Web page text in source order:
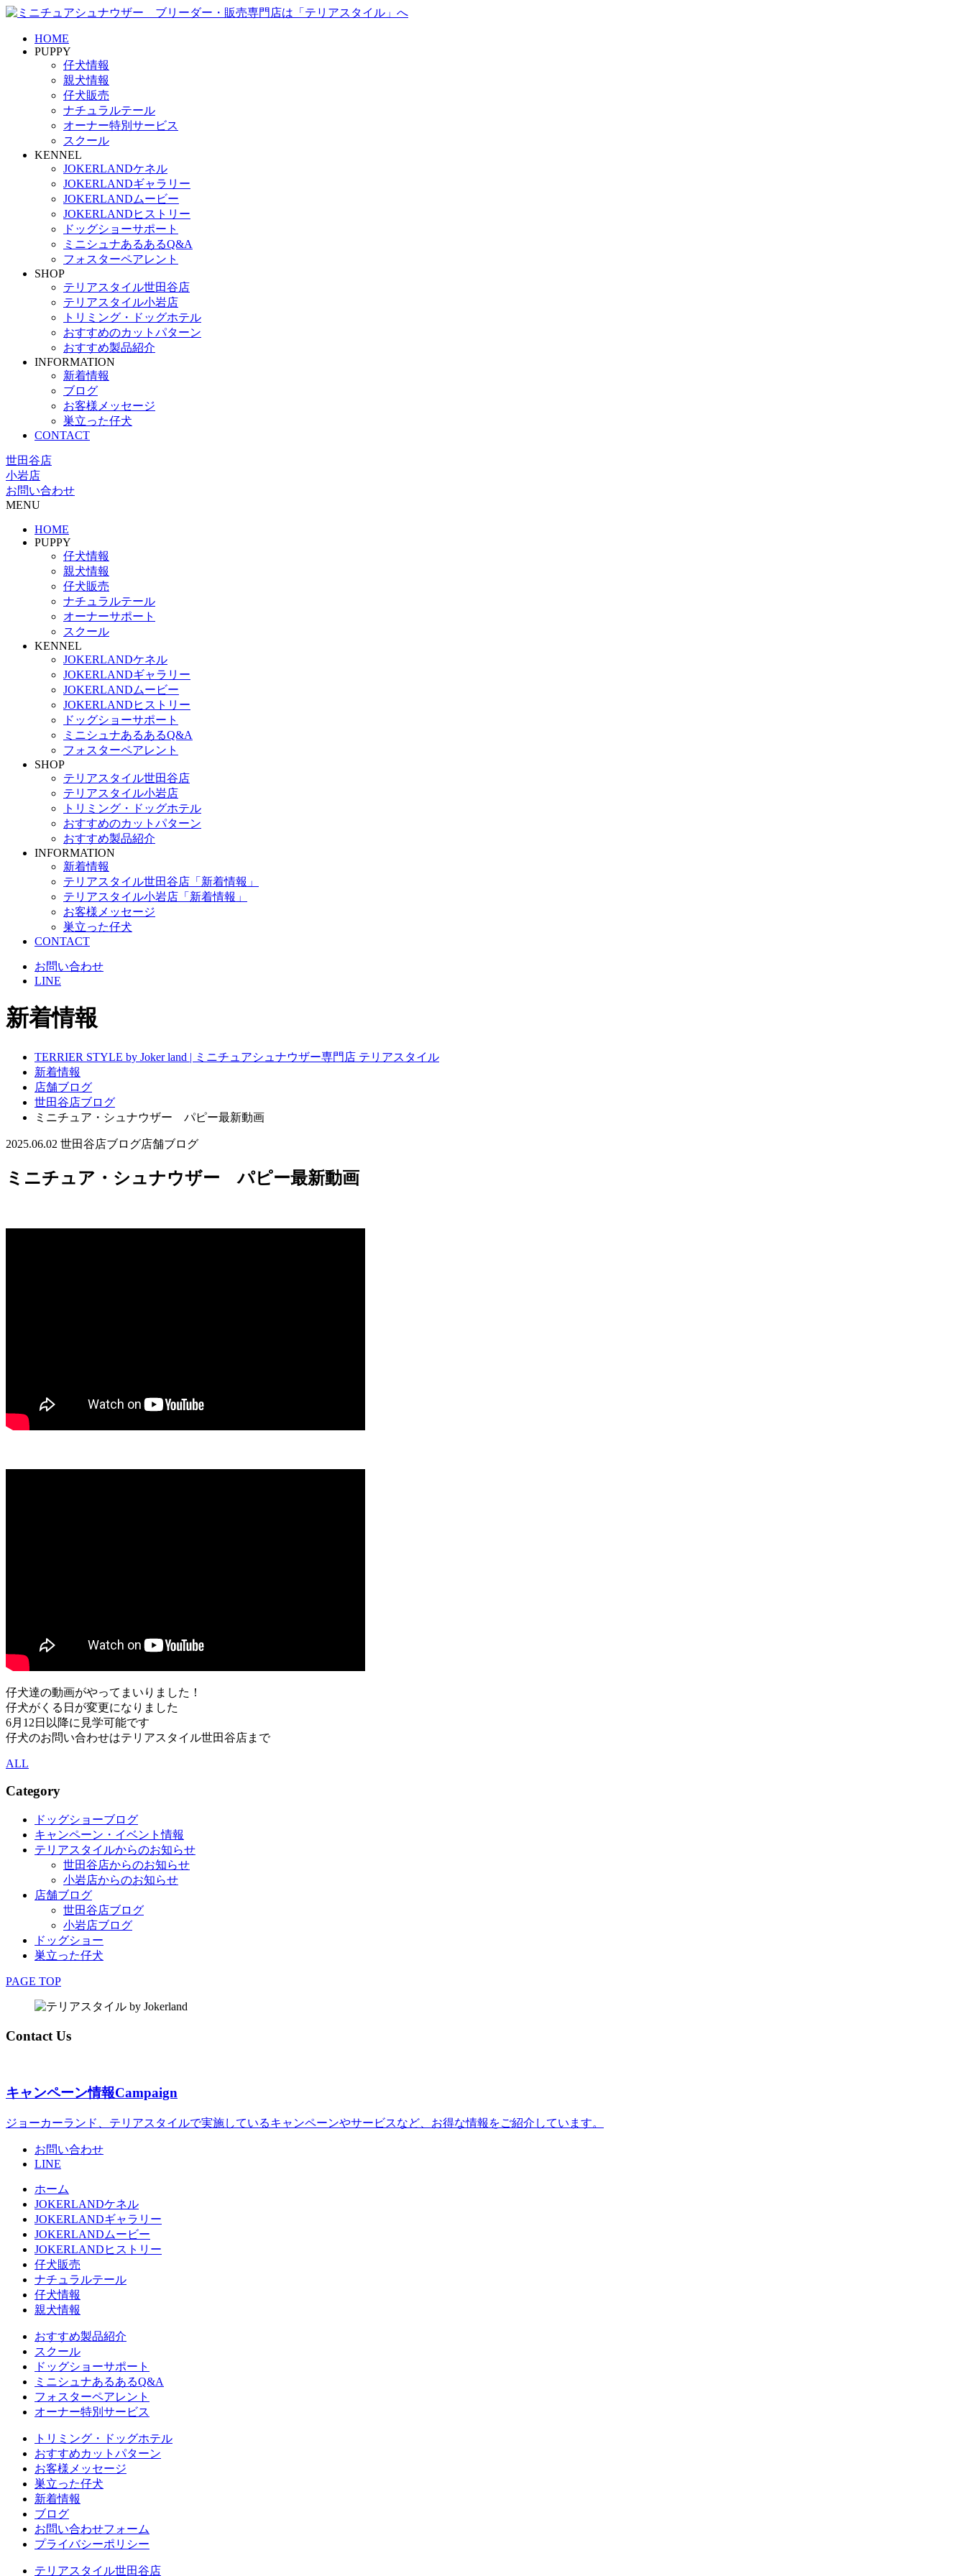
HOME
PUPPY
仔犬情報
親犬情報
仔犬販売
ナチュラルテール
オーナー特別サービス
スクール
KENNEL
JOKERLANDケネル
JOKERLANDギャラリー
JOKERLANDムービー
JOKERLANDヒストリー
ドッグショーサポート
ミニシュナあるあるQ&A
フォスターペアレント
SHOP
テリアスタイル世田谷店
テリアスタイル小岩店
トリミング・ドッグホテル
おすすめのカットパターン
おすすめ製品紹介
INFORMATION
新着情報
ブログ
お客様メッセージ
巣立った仔犬
CONTACT
世田谷店
小岩店
お問い合わせ
MENU
HOME
PUPPY
仔犬情報
親犬情報
仔犬販売
ナチュラルテール
オーナーサポート
スクール
KENNEL
JOKERLANDケネル
JOKERLANDギャラリー
JOKERLANDムービー
JOKERLANDヒストリー
ドッグショーサポート
ミニシュナあるあるQ&A
フォスターペアレント
SHOP
テリアスタイル世田谷店
テリアスタイル小岩店
トリミング・ドッグホテル
おすすめのカットパターン
おすすめ製品紹介
INFORMATION
新着情報
テリアスタイル世田谷店「新着情報」
テリアスタイル小岩店「新着情報」
お客様メッセージ
巣立った仔犬
CONTACT
お問い合わせ
LINE
新着情報
TERRIER STYLE by Joker land | ミニチュアシュナウザー専門店 テリアスタイル
新着情報
店舗ブログ
世田谷店ブログ
ミニチュア・シュナウザー パピー最新動画
2025.06.02 世田谷店ブログ店舗ブログ
ミニチュア・シュナウザー パピー最新動画
仔犬達の動画がやってまいりました！
仔犬がくる日が変更になりました
6月12日以降に見学可能です
仔犬のお問い合わせはテリアスタイル世田谷店まで
ALL
Category
ドッグショーブログ
キャンペーン・イベント情報
テリアスタイルからのお知らせ
世田谷店からのお知らせ
小岩店からのお知らせ
店舗ブログ
世田谷店ブログ
小岩店ブログ
ドッグショー
巣立った仔犬
PAGE TOP
Contact Us
キャンペーン情報Campaign
ジョーカーランド、テリアスタイルで実施しているキャンペーンやサービスなど、お得な情報をご紹介しています。
お問い合わせ
LINE
ホーム
JOKERLANDケネル
JOKERLANDギャラリー
JOKERLANDムービー
JOKERLANDヒストリー
仔犬販売
ナチュラルテール
仔犬情報
親犬情報
おすすめ製品紹介
スクール
ドッグショーサポート
ミニシュナあるあるQ&A
フォスターペアレント
オーナー特別サービス
トリミング・ドッグホテル
おすすめカットパターン
お客様メッセージ
巣立った仔犬
新着情報
ブログ
お問い合わせフォーム
プライバシーポリシー
テリアスタイル世田谷店